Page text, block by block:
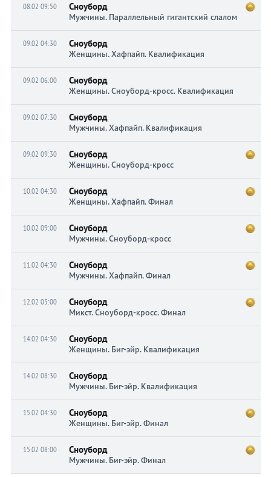
08.02 09:50 Сноуборд
Мужчины. Параллельный гигантский слалом
09.02 04:30 Сноуборд
Женщины. Хафпайп. Квалификация
09.02 06:00 Сноуборд
Женщины. Сноуборд-кросс. Квалификация
09.02 07:30 Сноуборд
Мужчины. Хафпайп. Квалификация
09.02 09:30 Сноуборд
Женщины. Сноуборд-кросс
10.02 04:30 Сноуборд
Женщины. Хафпайп. Финал
10.02 09:00 Сноуборд
Мужчины. Сноуборд-кросс
11.02 04:30 Сноуборд
Мужчины. Хафпайп. Финал
12.02 05:00 Сноуборд
Микст. Сноуборд-кросс. Финал
14.02 04:30 Сноуборд
Женщины. Биг-эйр. Квалификация
14.02 08:30 Сноуборд
Мужчины. Биг-эйр. Квалификация
15.02 04:30 Сноуборд
Женщины. Биг-эйр. Финал
15.02 08:00 Сноуборд
Мужчины. Биг-эйр. Финал